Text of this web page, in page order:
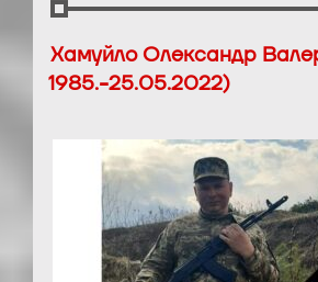
Хамуйло Олександр
1985.-25.05.2022)